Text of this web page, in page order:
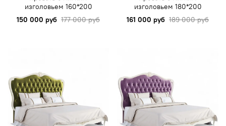
изголовьем 160*200
150 000 руб 177 000 руб
изголовьем 180*200
161 000 руб 189 000 руб